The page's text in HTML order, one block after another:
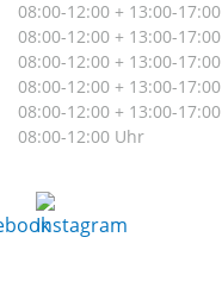
08:00-12:00 + 13:00-
08:00-12:00 + 13:00-
08:00-12:00 + 13:00-
08:00-12:00 + 13:00-
08:00-12:00 + 13:00-
08:00-12:00 Uhr